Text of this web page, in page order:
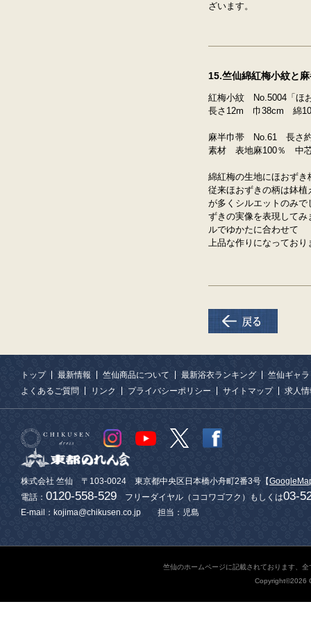
ざいます。
15.竺仙綿紅梅小紋と
紅梅小紋 No.5004「ほ
長さ12m 巾38cm 綿
麻半巾帯 No.61 長さ
素材 表地麻100％ 中
綿紅梅の生地にほおず
従来ほおずきの柄は鉢
が多くシルエットのみ
ずきの実像を表現して
ルでゆかたに合わせて
上品な作りになっており
トップ 最新情報 竺仙商品について 最新浴衣ランキング
竺仙ギャ
よくあるご質問
リンク プライバシーポリシー サイトマップ 求人
株式会社 竺仙 〒103-0024 東京都中央区日本橋小舟町2番3号【
電話： 0120-558-529 フリーダイヤル（ココワゴフク）もしくは03-
E-mail：kojima@chikusen.co.jp 担当：児島
竺仙のホームページに記載されております、
Copyright©2026